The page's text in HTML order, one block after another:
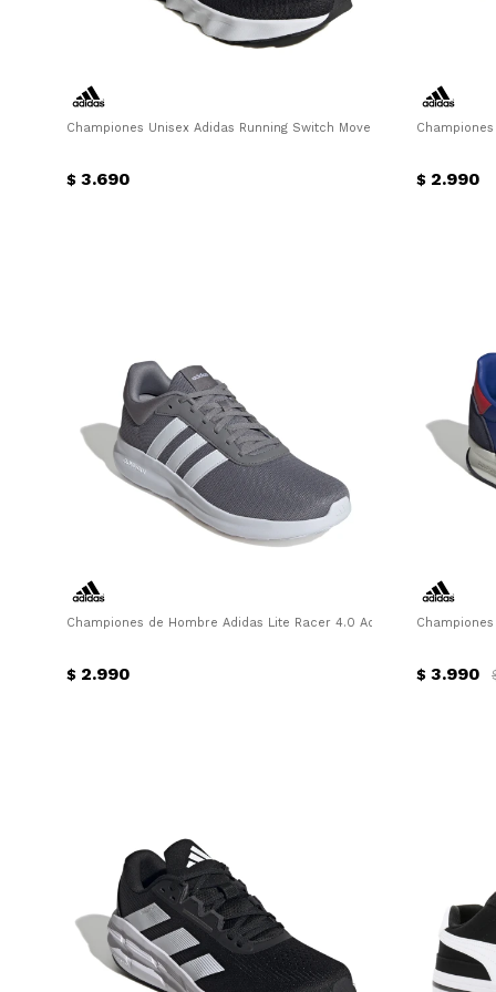
Championes Unisex Adidas Running Switch Move Adidas - Negro -
$ 3.690 $ 2.990
Championes de Hombre Adidas Lite Racer 4.0 Adidas - Gris - Blanco
$ 2.990 $ 3.990